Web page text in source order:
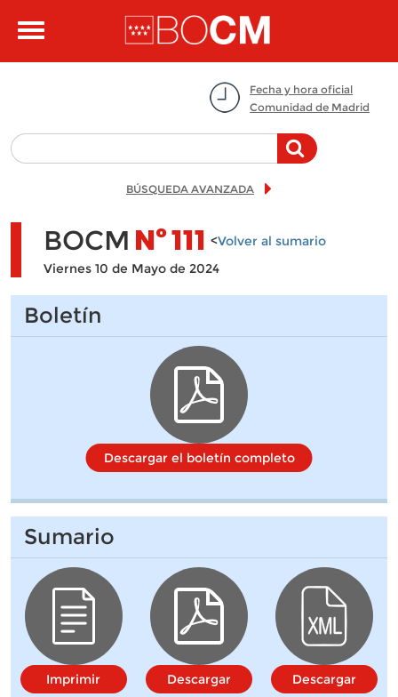
Toggle
Fecha y hora oficial
Comunidad de Madrid
BÚSQUEDA AVANZADA
BOCM Nº111 <Volver al sumario
Viernes 10 de Mayo de 2024
Boletín
Descargar el boletín completo
Sumario
Imprimir Descargar Descargar